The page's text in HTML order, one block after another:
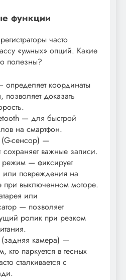
функции
часто
«умных» опций. Какие
полезны?
определяет координаты
позволяет доказать
— для быстрой
на смартфон.
сенсор) —
сохраняет важные записи.
— фиксирует
или повреждения на
при выключенном моторе.
или
— позволяет
ролик при резком
(задняя камера) —
кто паркуется в тесных
сталкивается с